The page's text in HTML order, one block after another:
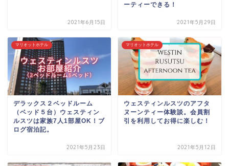
2021年6月15日
ーティーできる！
2021年5月29日
マリオットホテル
デラックス２ベッドルーム
（ベッド５台）ウェスティン
ルスツは家族7人1部屋OK！ブ
ログ宿泊記。
2021年5月23日
マリオットホテル
ウェスティンルスツのアフタ
ヌーンティー体験談。会員割
引を利用してお得に楽しむ！
2021年5月12日